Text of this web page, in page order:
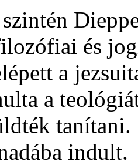
és
a
a
indult.